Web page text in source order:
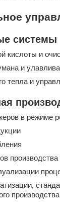
системы
кислоты и
и
тепла и
в режиме